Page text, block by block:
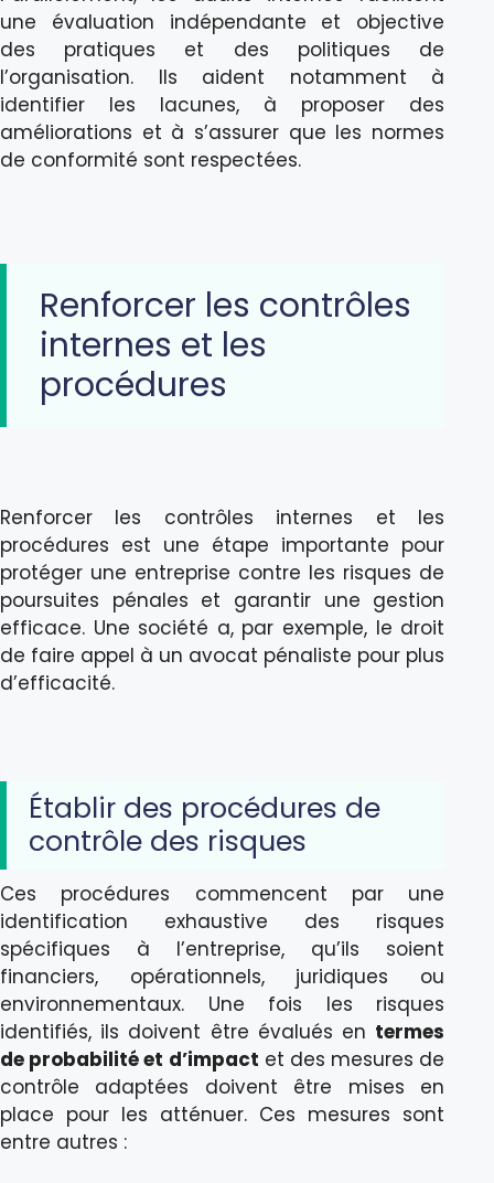
une évaluation indépendante et objective
des pratiques et des politiques de
l’organisation. Ils aident notamment à
identifier les lacunes, à proposer des
améliorations et à s’assurer que les normes
de conformité sont respectées.
Renforcer les contrôles
internes et les
procédures
Renforcer les contrôles internes et les
procédures est une étape importante pour
protéger une entreprise contre les risques de
poursuites pénales et garantir une gestion
efficace. Une société a, par exemple, le droit
de faire appel à un avocat pénaliste pour plus
d’efficacité.
Établir des procédures de
contrôle des risques
Ces procédures commencent par une
identification exhaustive des risques
spécifiques à l’entreprise, qu’ils soient
financiers, opérationnels, juridiques ou
environnementaux. Une fois les risques
identifiés, ils doivent être évalués en termes
de probabilité et d’impact et des mesures de
contrôle adaptées doivent être mises en
place pour les atténuer. Ces mesures sont
entre autres :